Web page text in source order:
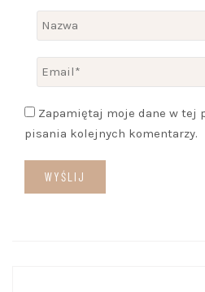
Zapamiętaj moje dane w tej
pisania kolejnych komentarzy.